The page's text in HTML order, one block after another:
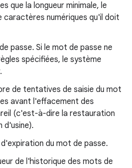
que la longueur minimale, le
caractères numériques qu'il doit
passe. Si le mot de passe ne
spécifiées, le système
de tentatives de saisie du mot
avant l'effacement des
(c'est-à-dire la restauration
d'usine).
du mot de passe.
de l'historique des mots de